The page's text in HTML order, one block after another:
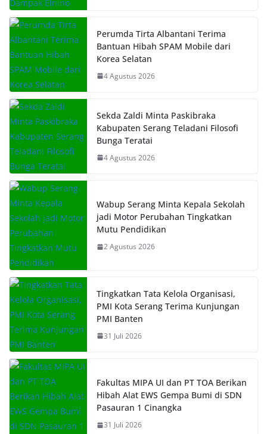
Perumda Tirta Albantani Terima
Bantuan Hibah SPAM Mobile dari
Korea Selatan
4 Agustus 2026
Sekda Zaldi Minta Paskibraka
Kabupaten Serang Teladani Filosofi
Bunga Teratai
4 Agustus 2026
Wabup Serang Minta Kepala Sekolah
jadi Motor Perubahan Tingkatkan
Mutu Pendidikan
2 Agustus 2026
Tingkatkan Tata Kelola Organisasi,
PMI Kota Serang Terima Kunjungan
PMI Banten
31 Juli 2026
Fakultas MIPA UI dan PT TOA Berikan
Hibah Alat EWS Gempa Bumi di SDN
Pasauran 1 Cinangka
31 Juli 2026